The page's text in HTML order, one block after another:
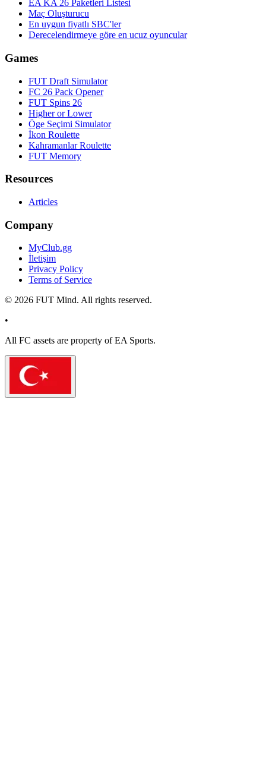
EA KA 26 Paketleri Listesi
Maç Oluşturucu
En uygun fiyatlı SBC'ler
Derecelendirmeye göre en ucuz oyuncular
Games
FUT Draft Simulator
FC 26 Pack Opener
FUT Spins 26
Higher or Lower
Öge Seçimi Simulator
İkon Roulette
Kahramanlar Roulette
FUT Memory
Resources
Articles
Company
MyClub.gg
İletişim
Privacy Policy
Terms of Service
© 2026 FUT Mind. All rights reserved.
•
All FC assets are property of EA Sports.